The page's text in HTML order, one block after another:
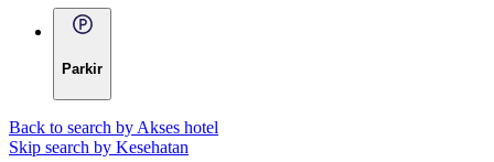
Parkir
Back to search by Akses hotel
Skip search by Kesehatan